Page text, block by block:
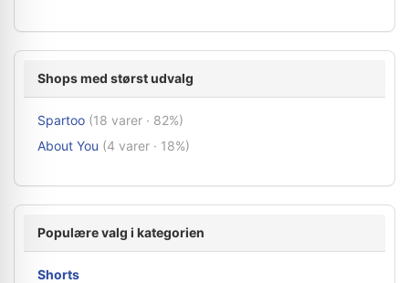
Shops med størst udvalg
Spartoo (18 varer · 82%)
About You (4 varer · 18%)
Populære valg i kategorien
Shorts